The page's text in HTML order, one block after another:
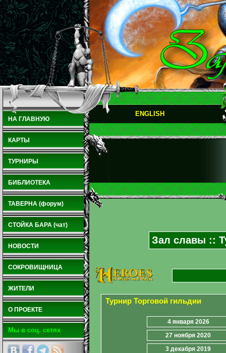
НА ГЛАВНУЮ
КАРТЫ
ТУРНИРЫ
БИБЛИОТЕКА
ТАВЕРНА (форум)
СТОЙКА БАРА (чат)
НОВОСТИ
СОКРОВИЩНИЦА
ЖИТЕЛИ
О ПРОЕКТЕ
Мы в соц. сетях
ENGLISH
Зал славы ::
Турнир Торговой гильдии
4 января 2026
27 ноября 2020
3 декабря 2019